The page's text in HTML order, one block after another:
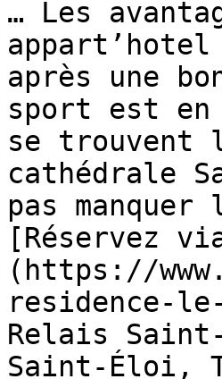
… Les
après une
sport est
se trouvent
cathédrale
pas
[Réservez
(https://
residence-
Relais
Saint-Éloi,